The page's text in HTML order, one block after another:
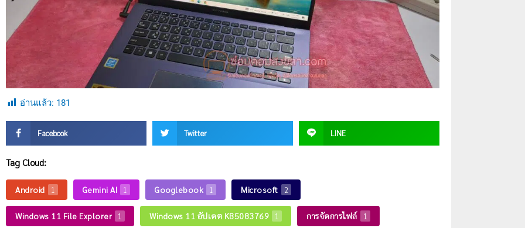
อ่านแล้ว: 181
Facebook Twitter LINE
Tag Cloud:
Android 1 Gemini AI 1 Googlebook 1 Microsoft 2
Windows 11 File Explorer 1 Windows 11 อัปเดต KB5083769 1 การจัดการไฟล์ 1